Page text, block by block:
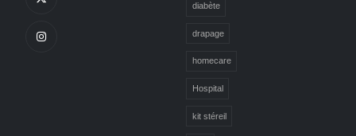
diabète
drapage
homecare
Hospital
kit stéreil